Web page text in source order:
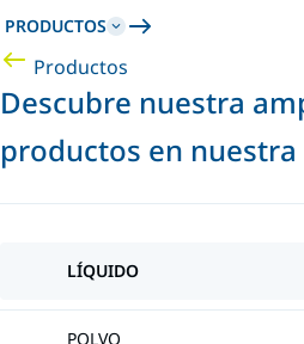
PRODUCTOS
Productos
Descubre nuestra
productos en
LÍQUIDO
POLVO